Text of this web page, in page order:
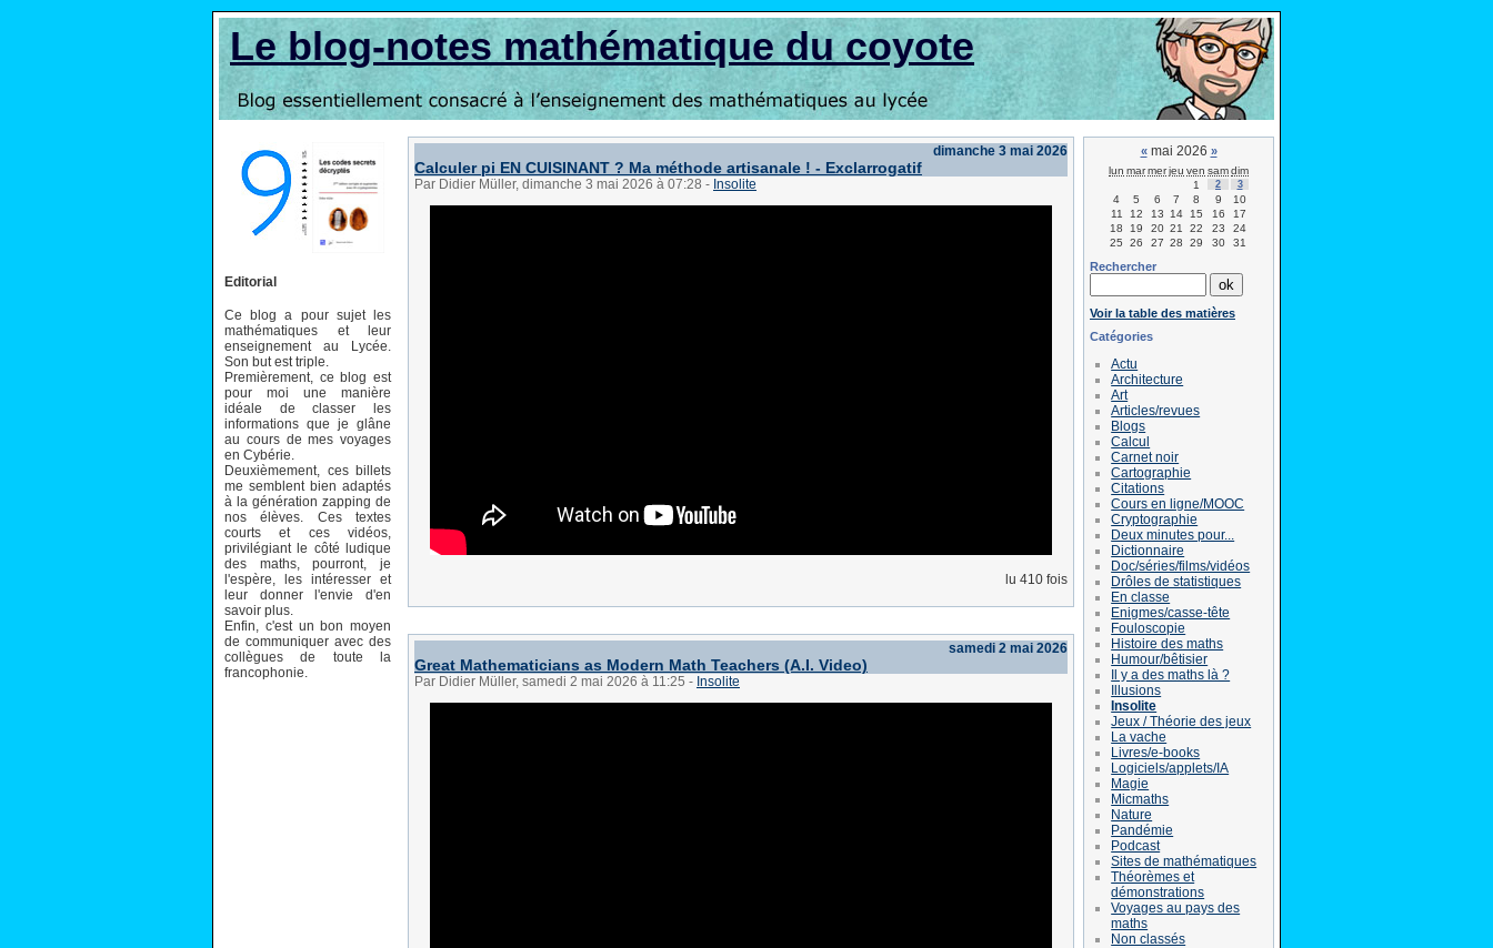
Le blog-notes mathématique du coyote
Editorial
Ce blog a pour sujet les
mathématiques et leur
enseignement au Lycée.
Son but est triple.
Premièrement, ce blog est
pour moi une manière
idéale de classer les
informations que je glâne
au cours de mes voyages
en Cybérie.
Deuxièmement, ces billets
me semblent bien adaptés
à la génération zapping de
nos élèves. Ces textes
courts et ces vidéos,
privilégiant le côté ludique
des maths, pourront, je
l'espère, les intéresser et
leur donner l'envie d'en
savoir plus.
Enfin, c'est un bon moyen
de communiquer avec des
collègues de toute la
francophonie.
dimanche 3 mai 2026
Calculer pi EN CUISINANT ? Ma méthode artisanale ! - Exclarrogatif
Par Didier Müller, dimanche 3 mai 2026 à 07:28 - Insolite
lu 410 fois
samedi 2 mai 2026
Great Mathematicians as Modern Math Teachers (A.I. Video)
Par Didier Müller, samedi 2 mai 2026 à 11:25 - Insolite
«mai 2026 »
lun marmerjeu ven samdim
1
2 3
4 5 6 7 8 9
10
11
12 13 14 15 16
17
18
19 20 21 22 23
24
25
26 27 28 29 30 31
Rechercher
Voir la table des matières
Catégories
Actu
Architecture
Art
Articles/revues
Blogs
Calcul
Carnet noir
Cartographie
Citations
Cours en ligne/MOOC
Cryptographie
Deux minutes pour...
Dictionnaire
Doc/séries/films/vidéos
Drôles de statistiques
En classe
Enigmes/casse-tête
Fouloscopie
Histoire des maths
Humour/bêtisier
Il y a des maths là ?
Illusions
Insolite
Jeux / Théorie des jeux
La vache
Livres/e-books
Logiciels/applets/IA
Magie
Micmaths
Nature
Pandémie
Podcast
Sites de mathématiques
Théorèmes et
démonstrations
Voyages au pays des
maths
Non classés